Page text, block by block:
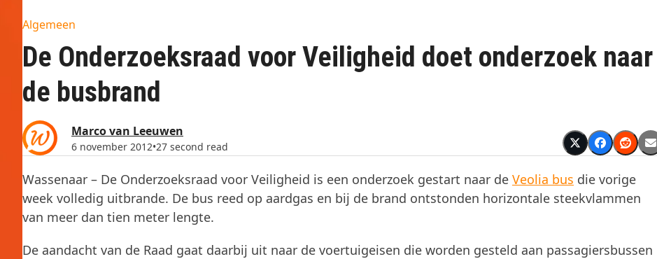
Algemeen
De Onderzoeksraad voor Veiligheid doet onderzoek naar
de busbrand
Marco van Leeuwen
6 november 2012•27 second read
Wassenaar – De Onderzoeksraad voor Veiligheid is een onderzoek gestart naar de Veolia bus die vorige
week volledig uitbrande. De bus reed op aardgas en bij de brand ontstonden horizontale steekvlammen
van meer dan tien meter lengte.
De aandacht van de Raad gaat daarbij uit naar de voertuigeisen die worden gesteld aan passagiersbussen